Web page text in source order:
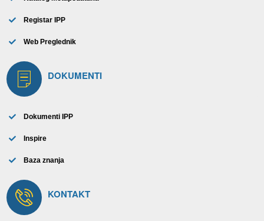
Registar IPP
Web Preglednik
DOKUMENTI
Dokumenti IPP
Inspire
Baza znanja
KONTAKT